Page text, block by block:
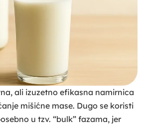
ali izuzetno efikasna namirnica
mišićne mase. Dugo se koristi
u tzv. “bulk” fazama, jer